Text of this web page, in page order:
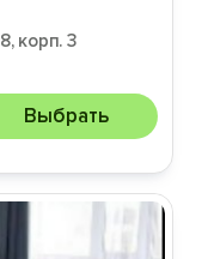
корп. 3
Выбрать